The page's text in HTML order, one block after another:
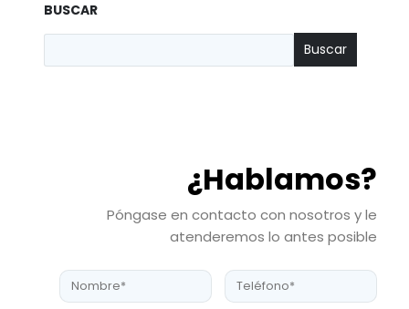
BUSCAR
Buscar
¿Hablamos?
Póngase en contacto con nosotros y le
atenderemos lo antes posible